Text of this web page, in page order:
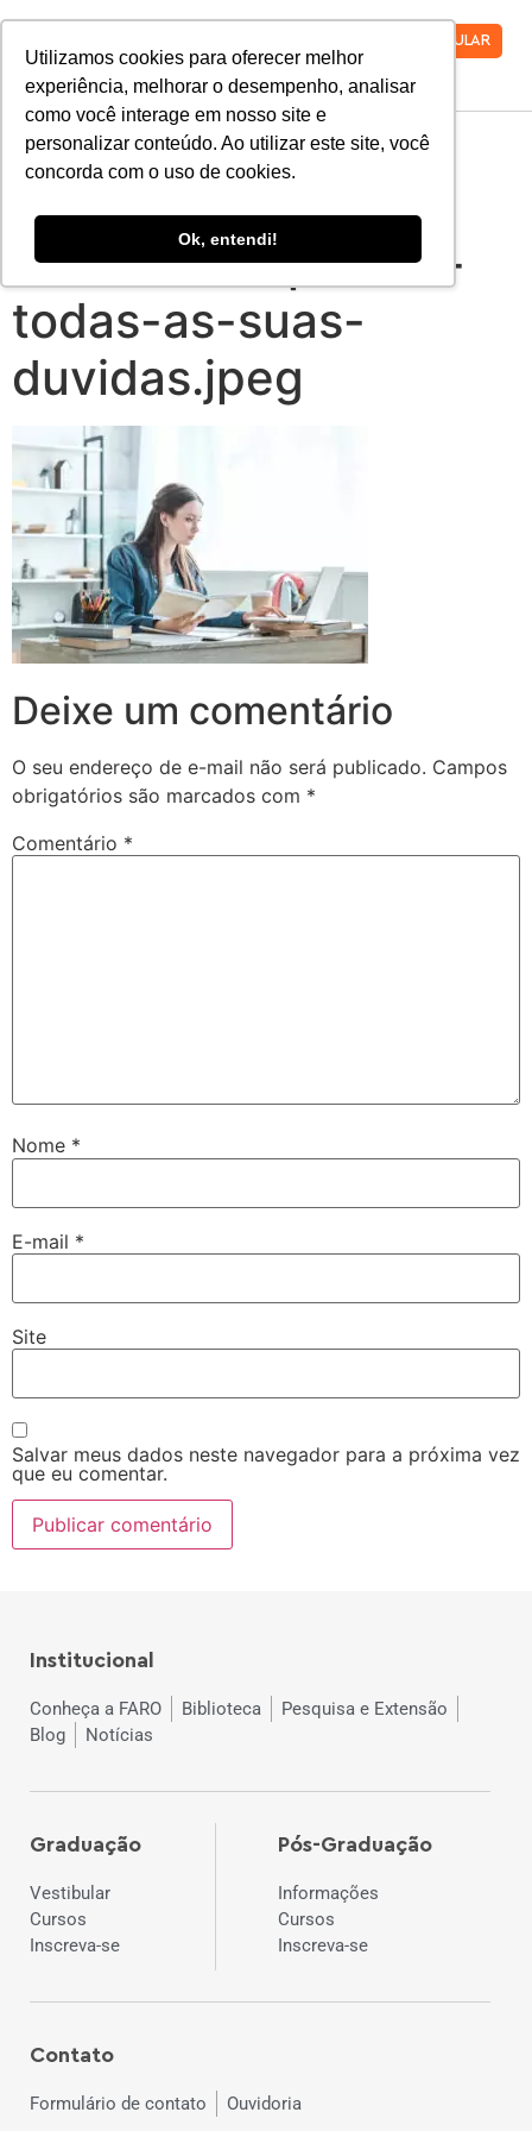
Utilizamos cookies para oferecer melhor
experiência, melhorar o desempenho, analisar
como você interage em nosso site e
personalizar conteúdo. Ao utilizar este site, você
concorda com o uso de cookies.
Ok, entendi!
VESTIBULAR
posso-fazer-duas-
faculdades-ao-
mesmo-tempo-tire-
todas-as-suas-
duvidas.jpeg
Deixe um comentário
O seu endereço de e-mail não será publicado. Campos
obrigatórios são marcados com *
Comentário *
Nome *
E-mail *
Site
Salvar meus dados neste navegador para a próxima vez
que eu comentar.
Institucional
Conheça a FARO Biblioteca
Pesquisa e Extensão
Blog
Notícias
Graduação
Vestibular
Cursos
Inscreva-se
Pós-Graduação
Informações
Cursos
Inscreva-se
Contato
Formulário de contato Ouvidoria